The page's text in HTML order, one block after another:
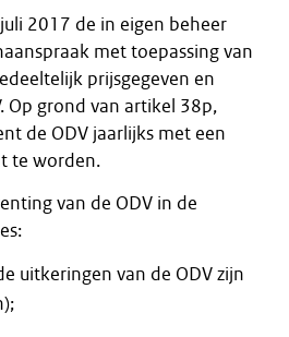
2017 de in eigen beheer
met toepassing van
prijsgegeven en
Op grond van artikel 38p,
de ODV jaarlijks met een
te worden.
van de ODV in de
uitkeringen van de ODV zijn